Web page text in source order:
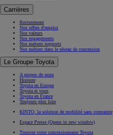
Carrières
Recrutement
Nos offres d'emploi
Nos valeurs
Nos engagements
Nos métiers supports
Nos métiers dans le réseau de concession
Le Groupe Toyota
A propos de nous
Histoire
Toyota en Europe
Toyota et vous
Toyota en France
Toujours plus loin
KINTO, la solution de mobilité sans contrainte
Espace Presse (Opens in new window)
Trouvez votre concessionnaire Toyota